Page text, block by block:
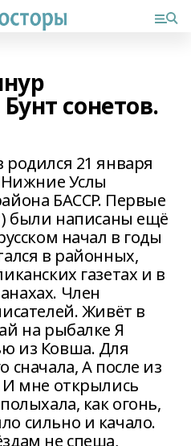
сонетов.
21 января
Нижние Услы
БАССР. Первые
были написаны ещё
начал в годы
в районных,
газетах и в
Член
Живёт в
на рыбалке Я
из Ковша. Для
сначала, А после из
мне открылись
как огонь,
сильно и качало.
не спеша,